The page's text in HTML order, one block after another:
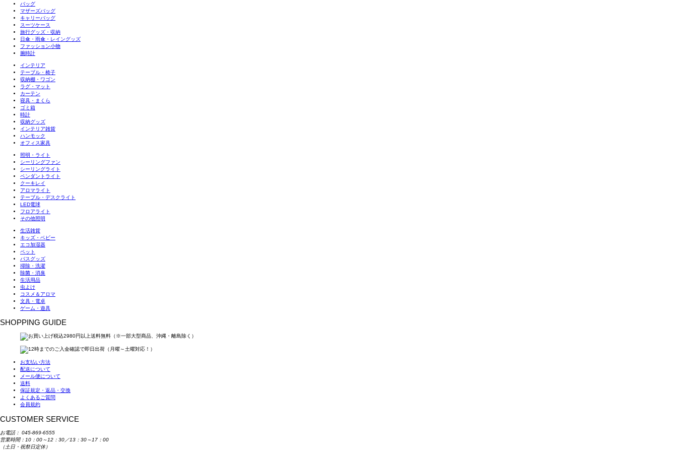
バッグ
マザーズバッグ
キャリーバッグ
スーツケース
旅行グッズ・収納
日傘・雨傘・レイングッズ
ファッション小物
腕時計
インテリア
テーブル・椅子
収納棚・ワゴン
ラグ・マット
カーテン
寝具・まくら
ゴミ箱
時計
収納グッズ
インテリア雑貨
ハンモック
オフィス家具
照明・ライト
シーリングファン
シーリングライト
ペンダントライト
クーキレイ
アロマライト
テーブル・デスクライト
LED電球
フロアライト
その他照明
生活雑貨
キッズ・ベビー
エコ加湿器
ペット
バスグッズ
掃除・洗濯
除菌・消臭
生活用品
虫よけ
コスメ＆アロマ
文具・電卓
ゲーム・遊具
SHOPPING GUIDE
お支払い方法
配送について
メール便について
送料
保証規定・返品・交換
よくあるご質問
会員規約
CUSTOMER SERVICE
お電話： 045-869-6555
営業時間：10：00～12：30／13：30～17：00
（土日・祝祭日定休）